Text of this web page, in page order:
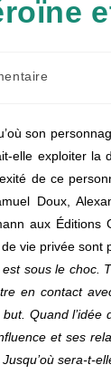
son
elle exploiter la
de ce
Doux,
aux Éditions
vie privée sont
sous le choc.
en contact
Quand
et ses
sera-t-